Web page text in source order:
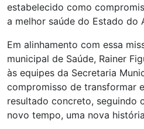
estabelecido como
a melhor saúde do Estado do
Em alinhamento com essa
municipal de Saúde, Rainer
às equipes da Secretaria
compromisso de transformar
resultado concreto, seguindo
novo tempo, uma nova